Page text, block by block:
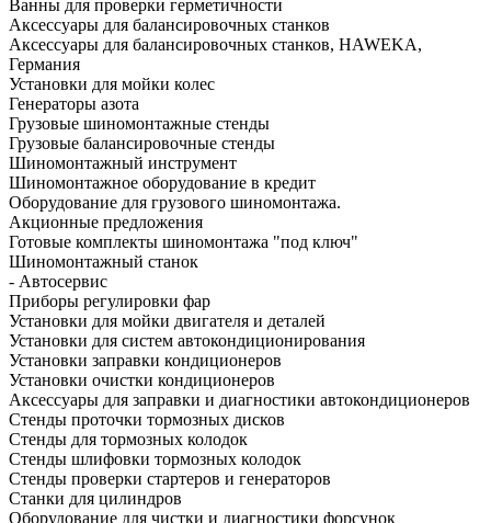
Ванны для проверки герметичности
Аксессуары для балансировочных станков
Аксессуары для балансировочных станков, HAWEKA,
Германия
Установки для мойки колес
Генераторы азота
Грузовые шиномонтажные стенды
Грузовые балансировочные стенды
Шиномонтажный инструмент
Шиномонтажное оборудование в кредит
Оборудование для грузового шиномонтажа.
Акционные предложения
Готовые комплекты шиномонтажа "под ключ"
Шиномонтажный станок
- Автосервис
Приборы регулировки фар
Установки для мойки двигателя и деталей
Установки для систем автокондиционирования
Установки заправки кондиционеров
Установки очистки кондиционеров
Аксессуары для заправки и диагностики автокондиционеров
Стенды проточки тормозных дисков
Стенды для тормозных колодок
Стенды шлифовки тормозных колодок
Стенды проверки стартеров и генераторов
Станки для цилиндров
Оборудование для чистки и диагностики форсунок